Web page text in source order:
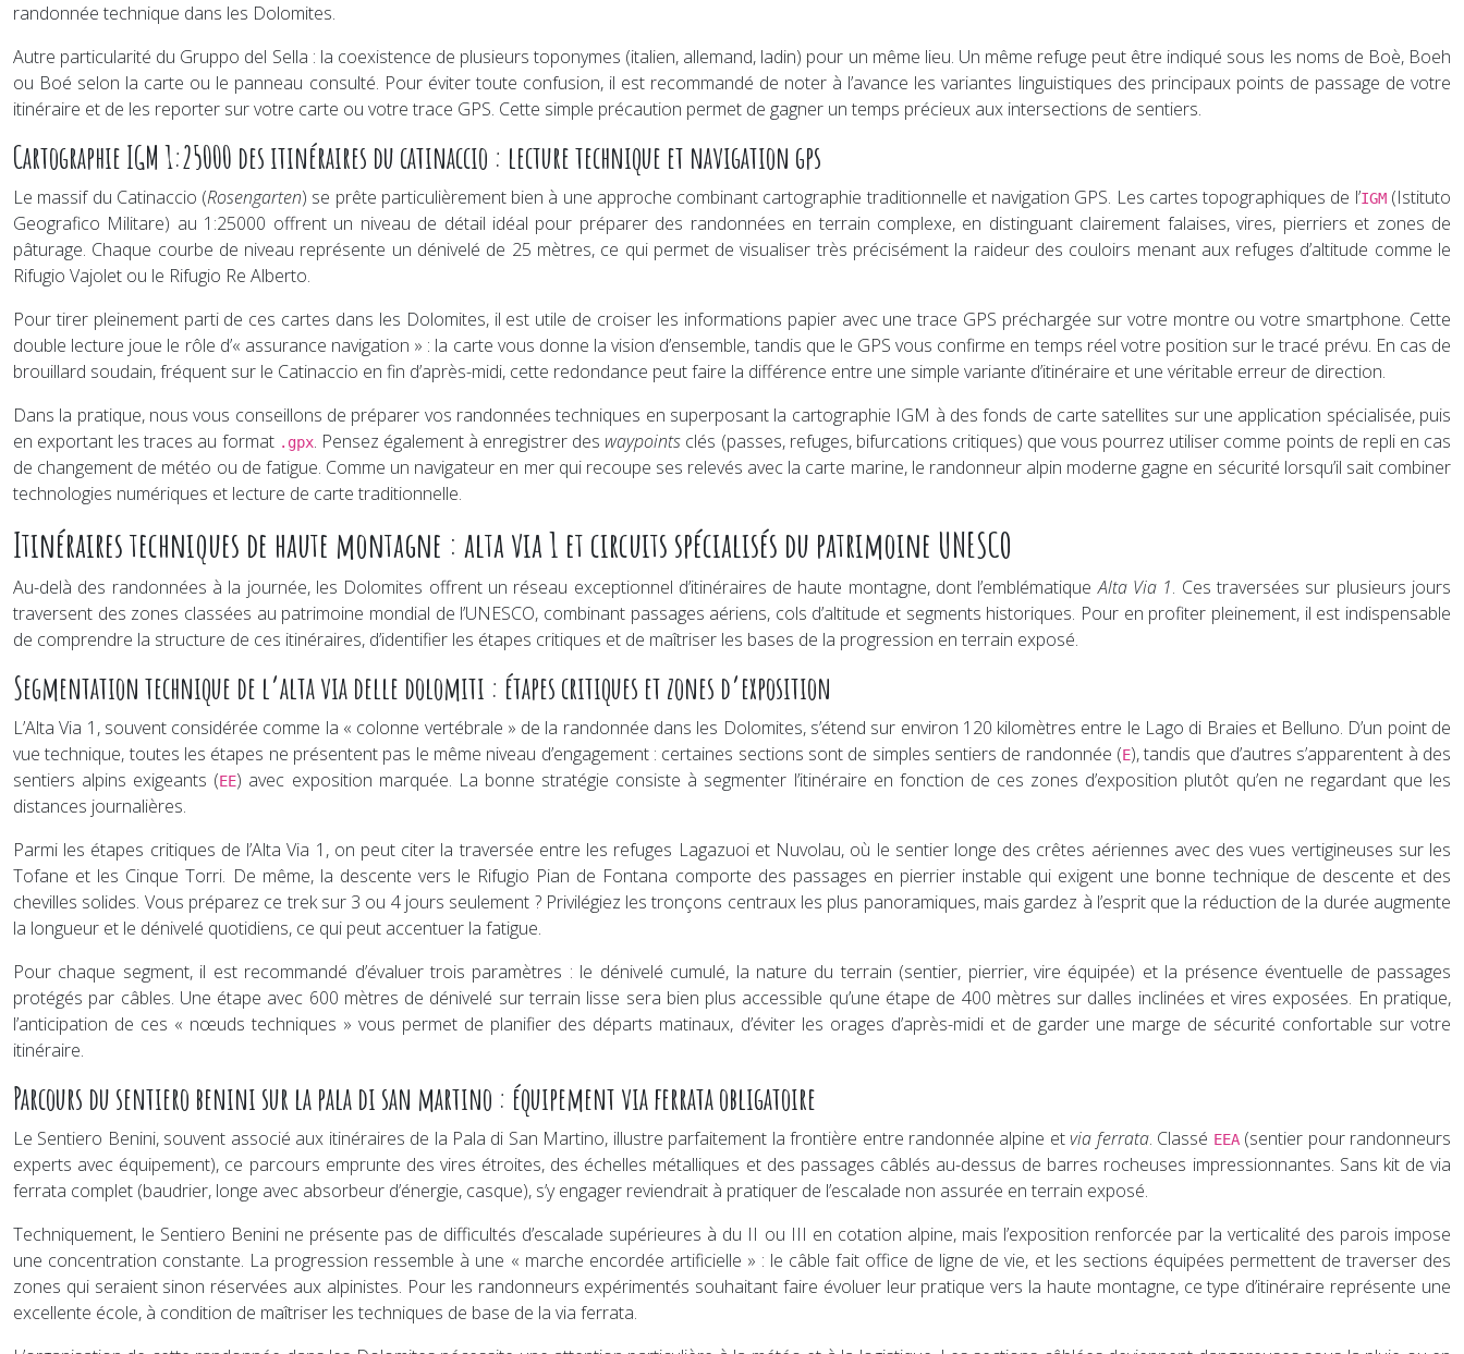
randonnée technique dans les Dolomites.
Autre particularité du Gruppo del Sella : la coexistence de plusieurs toponymes (italien, allemand, ladin) pour un même lieu. Un même refuge peut être indiqué sous les noms de Boè, Boeh
ou Boé selon la carte ou le panneau consulté. Pour éviter toute confusion, il est recommandé de noter à l’avance les variantes linguistiques des principaux points de passage de votre
itinéraire et de les reporter sur votre carte ou votre trace GPS. Cette simple précaution permet de gagner un temps précieux aux intersections de sentiers.
Cartographie IGM 1:25000 des itinéraires du catinaccio : lecture technique et navigation gps
Le massif du Catinaccio (Rosengarten) se prête particulièrement bien à une approche combinant cartographie traditionnelle et navigation GPS. Les cartes topographiques de l’IGM(Istituto
Geografico Militare) au 1:25000 offrent un niveau de détail idéal pour préparer des randonnées en terrain complexe, en distinguant clairement falaises, vires, pierriers et zones de
pâturage. Chaque courbe de niveau représente un dénivelé de 25 mètres, ce qui permet de visualiser très précisément la raideur des couloirs menant aux refuges d’altitude comme le
Rifugio Vajolet ou le Rifugio Re Alberto.
Pour tirer pleinement parti de ces cartes dans les Dolomites, il est utile de croiser les informations papier avec une trace GPS préchargée sur votre montre ou votre smartphone. Cette
double lecture joue le rôle d’« assurance navigation » : la carte vous donne la vision d’ensemble, tandis que le GPS vous confirme en temps réel votre position sur le tracé prévu. En cas de
brouillard soudain, fréquent sur le Catinaccio en fin d’après-midi, cette redondance peut faire la différence entre une simple variante d’itinéraire et une véritable erreur de direction.
Dans la pratique, nous vous conseillons de préparer vos randonnées techniques en superposant la cartographie IGM à des fonds de carte satellites sur une application spécialisée, puis
en exportant les traces au format .gpx. Pensez également à enregistrer des waypoints clés (passes, refuges, bifurcations critiques) que vous pourrez utiliser comme points de repli en cas
de changement de météo ou de fatigue. Comme un navigateur en mer qui recoupe ses relevés avec la carte marine, le randonneur alpin moderne gagne en sécurité lorsqu’il sait combiner
technologies numériques et lecture de carte traditionnelle.
Itinéraires techniques de haute montagne : alta via 1 et circuits spécialisés du patrimoine UNESCO
Au-delà des randonnées à la journée, les Dolomites offrent un réseau exceptionnel d’itinéraires de haute montagne, dont l’emblématiqueAlta Via 1. Ces traversées sur plusieurs jours
traversent des zones classées au patrimoine mondial de l’UNESCO, combinant passages aériens, cols d’altitude et segments historiques. Pour en profiter pleinement, il est indispensable
de comprendre la structure de ces itinéraires, d’identifier les étapes critiques et de maîtriser les bases de la progression en terrain exposé.
Segmentation technique de l’alta via delle dolomiti : étapes critiques et zones d’exposition
L’Alta Via 1, souvent considérée comme la « colonne vertébrale » de la randonnée dans les Dolomites, s’étend sur environ 120 kilomètres entre le Lago di Braies et Belluno. D’un point de
vue technique, toutes les étapes ne présentent pas le même niveau d’engagement : certaines sections sont de simples sentiers de randonnée (E), tandis que d’autres s’apparentent à des
sentiers alpins exigeants (EE) avec exposition marquée. La bonne stratégie consiste à segmenter l’itinéraire en fonction de ces zones d’exposition plutôt qu’en ne regardant que les
distances journalières.
Parmi les étapes critiques de l’Alta Via 1, on peut citer la traversée entre les refuges Lagazuoi et Nuvolau, où le sentier longe des crêtes aériennes avec des vues vertigineuses sur les
Tofane et les Cinque Torri. De même, la descente vers le Rifugio Pian de Fontana comporte des passages en pierrier instable qui exigent une bonne technique de descente et des
chevilles solides. Vous préparez ce trek sur 3 ou 4 jours seulement ? Privilégiez les tronçons centraux les plus panoramiques, mais gardez à l’esprit que la réduction de la durée augmente
la longueur et le dénivelé quotidiens, ce qui peut accentuer la fatigue.
Pour chaque segment, il est recommandé d’évaluer trois paramètres : le dénivelé cumulé, la nature du terrain (sentier, pierrier, vire équipée) et la présence éventuelle de passages
protégés par câbles. Une étape avec 600 mètres de dénivelé sur terrain lisse sera bien plus accessible qu’une étape de 400 mètres sur dalles inclinées et vires exposées. En pratique,
l’anticipation de ces « nœuds techniques » vous permet de planifier des départs matinaux, d’éviter les orages d’après-midi et de garder une marge de sécurité confortable sur votre
itinéraire.
Parcours du sentiero benini sur la pala di san martino : équipement via ferrata obligatoire
Le Sentiero Benini, souvent associé aux itinéraires de la Pala di San Martino, illustre parfaitement la frontière entre randonnée alpine etvia ferrata. Classé EEA(sentier pour randonneurs
experts avec équipement), ce parcours emprunte des vires étroites, des échelles métalliques et des passages câblés au-dessus de barres rocheuses impressionnantes. Sans kit de via
ferrata complet (baudrier, longe avec absorbeur d’énergie, casque), s’y engager reviendrait à pratiquer de l’escalade non assurée en terrain exposé.
Techniquement, le Sentiero Benini ne présente pas de difficultés d’escalade supérieures à du II ou III en cotation alpine, mais l’exposition renforcée par la verticalité des parois impose
une concentration constante. La progression ressemble à une « marche encordée artificielle » : le câble fait office de ligne de vie, et les sections équipées permettent de traverser des
zones qui seraient sinon réservées aux alpinistes. Pour les randonneurs expérimentés souhaitant faire évoluer leur pratique vers la haute montagne, ce type d’itinéraire représente une
excellente école, à condition de maîtriser les techniques de base de la via ferrata.